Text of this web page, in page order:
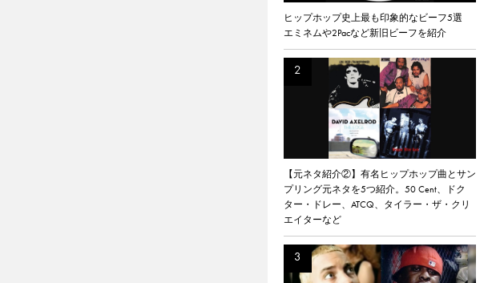
ヒップホップ史上最も印象的なビーフ5選
エミネムや2Pacなど新旧ビーフを紹介
【元ネタ紹介②】有名ヒップホップ曲とサン
プリング元ネタを5つ紹介。50 Cent、ドク
ター・ドレー、ATCQ、タイラー・ザ・クリ
エイターなど